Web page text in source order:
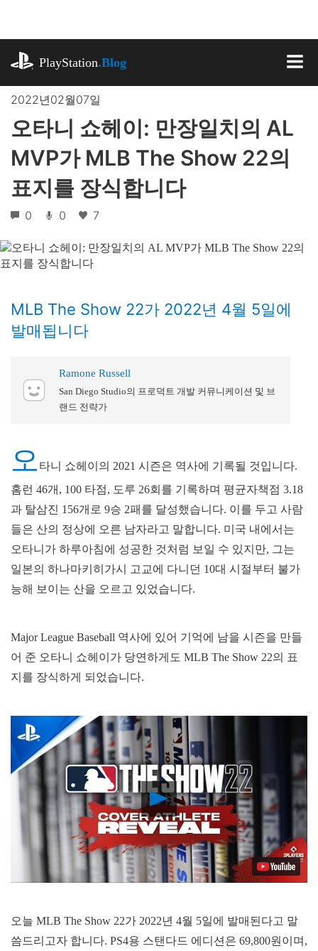
로
뛰
PlayStation.Blog
2022년02월07일
오타니 쇼헤이: 만장일치의 AL
MVP가 MLB The Show 22의
표지를 장식합니다
0 0 7
MLB The Show 22가 2022년 4월 5일에
발매됩니다
Ramone Russell
San Diego Studio의 프로덕트 개발 커뮤니케이션 및 브
랜드 전략가
오 타니 쇼헤이의 2021 시즌은 역사에 기록될 것입니다.
홈런 46개, 100 타점, 도루 26회를 기록하며 평균자책점 3.18
과 탈삼진 156개로 9승 2패를 달성했습니다. 이를 두고 사람
들은 산의 정상에 오른 남자라고 말합니다. 미국 내에서는
오타니가 하루아침에 성공한 것처럼 보일 수 있지만, 그는
일본의 하나마키히가시 고교에 다니던 10대 시절부터 불가
능해 보이는 산을 오르고 있었습니다.
Major League Baseball 역사에 있어 기억에 남을 시즌을 만들
어 준 오타니 쇼헤이가 당연하게도 MLB The Show 22의 표
지를 장식하게 되었습니다.
Play
Video
오늘 MLB The Show 22가 2022년 4월 5일에 발매된다고 말
씀드리고자 합니다. PS4용 스탠다드 에디션은 69,800원이며,